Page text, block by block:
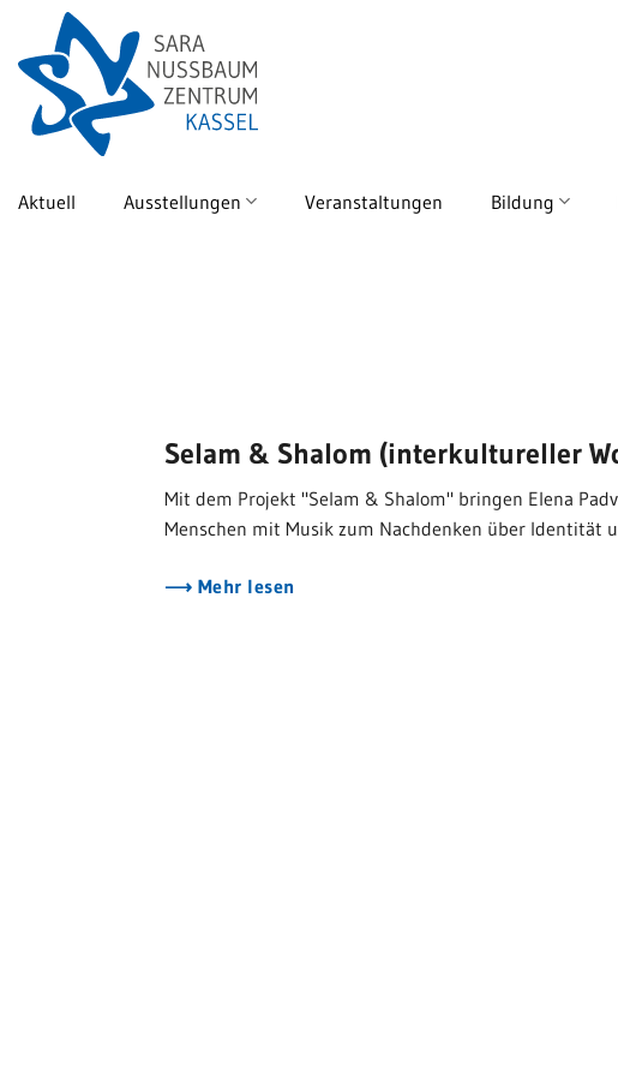
content
Aktuell Ausstellungen Veranstaltungen Bildung
Selam & Shalom (interkultureller
Mit dem Projekt "Selam & Shalom" bringen Elena
Menschen mit Musik zum Nachdenken über Identität
Mehr lesen